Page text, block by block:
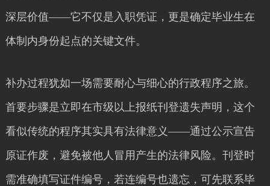
深层价值——它不仅是入职凭证，更是确定毕业生在
体制内身份起点的关键文件。
补办过程犹如一场需要耐心与细心的行政程序之旅。
首要步骤是立即在市级以上报纸刊登遗失声明，这个
看似传统的程序其实具有法律意义——通过公示宣告
原证作废，避免被他人冒用产生的法律风险。刊登时
需准确填写证件编号，若连编号也遗忘，可先联系毕